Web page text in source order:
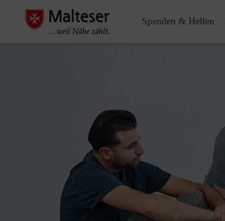
Spenden & Helfen